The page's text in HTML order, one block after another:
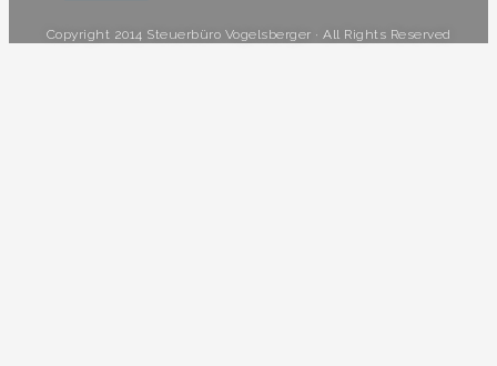
Copyright 2014 Steuerbüro Vogelsberger · All Rights Reserved